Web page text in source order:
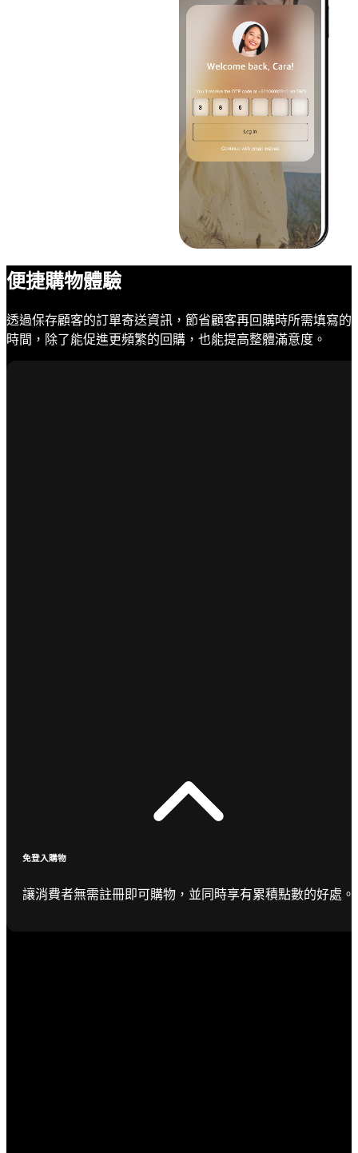
便捷購物體驗
透過保存顧客的訂單寄送資訊，節省顧客再回購時所需填寫的
時間，除了能促進更頻繁的回購，也能提高整體滿意度。
免登入購物
讓消費者無需註冊即可購物，並同時享有累積點數的好處。